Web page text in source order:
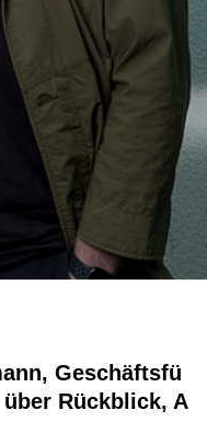
Geschäftsfü
Rückblick, A